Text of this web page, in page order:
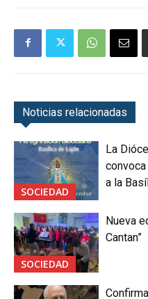
Noticias relacionadas
SOCIEDAD
La
a la
SOCIEDAD
Nueva
Cantan”